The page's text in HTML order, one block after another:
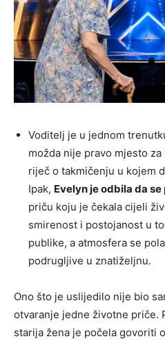
Voditelj je u jednom
možda nije pravo mjesto
riječ o takmičenju u kojem
Ipak, Evelyn je odbila da
priču koju je čekala cijeli
smirenost i postojanost u
publike, a atmosfera se
podrugljive u znatiželjnu.
Ono što je uslijedilo nije bio
otvaranje jedne životne priče.
starija žena je počela govoriti